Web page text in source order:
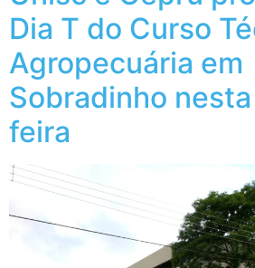
Dia T do Curso
Agropecuária em
Sobradinho
feira